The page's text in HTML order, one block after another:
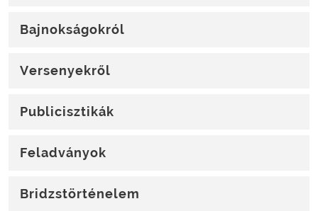
Bajnokságokról
Versenyekről
Publicisztikák
Feladványok
Bridzstörténelem